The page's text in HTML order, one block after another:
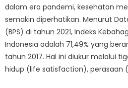
dalam era pandemi, kesehatan
semakin diperhatikan. Menurut
(BPS) di tahun 2021, Indeks
Indonesia adalah 71,49% yang
tahun 2017. Hal ini diukur melalui
hidup (life satisfaction),